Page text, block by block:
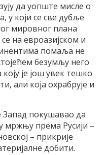
да уопште мисле о
у који се све дубље
мировног плана
на евроазијском и
помаља не
безумљу него
је још увек тешко
али која охрабрује и
Запад покушавао да
мржњу према Русији –
– прикрије
добити.